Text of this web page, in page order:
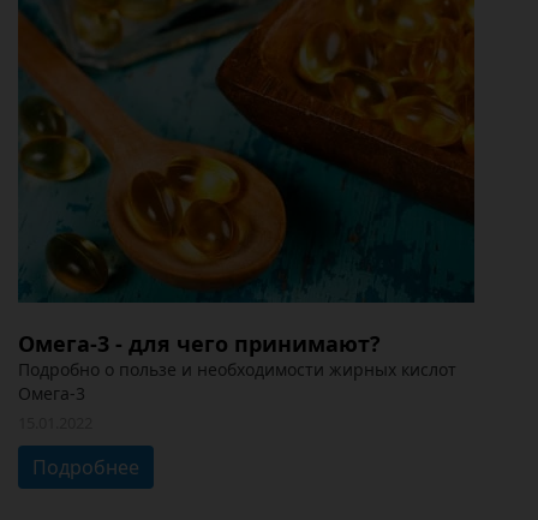
Омега-3 - для чего принимают?
Подробно о пользе и необходимости жирных кислот
Омега-3
Подробнее